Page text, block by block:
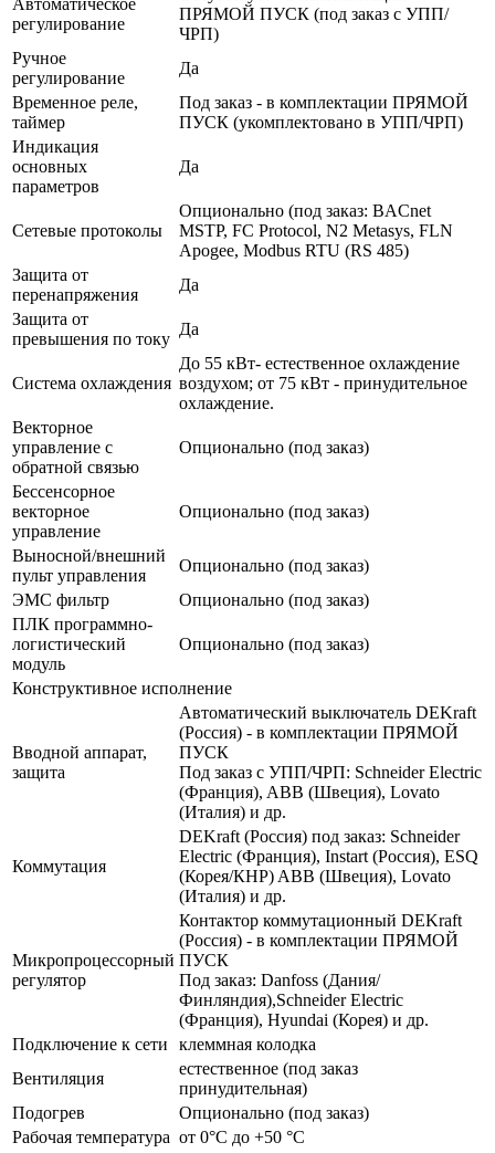
регулирование
ПРЯМОЙ ПУСК (под заказ с УПП/
ЧРП)
Ручное
регулирование
Да
Временное реле,
таймер
Под заказ - в комплектации ПРЯМОЙ
ПУСК (укомплектовано в УПП/ЧРП)
Индикация
основных
параметров
Да
Сетевые протоколы
Опционально (под заказ: BACnet
MSTP, FC Protocol, N2 Metasys, FLN
Apogee, Modbus RTU (RS 485)
Защита от
перенапряжения
Да
Защита от
превышения по току
Да
Система охлаждения
До 55 кВт- естественное охлаждение
воздухом; от 75 кВт - принудительное
охлаждение.
Векторное
управление с
обратной связью
Опционально (под заказ)
Бессенсорное
векторное
управление
Опционально (под заказ)
Выносной/внешний
пульт управления
Опционально (под заказ)
ЭМС фильтр
Опционально (под заказ)
ПЛК программно-
логистический
модуль
Опционально (под заказ)
Конструктивное исполнение
Вводной аппарат,
защита
Автоматический выключатель DEKraft
(Россия) - в комплектации ПРЯМОЙ
ПУСК
Под заказ с УПП/ЧРП: Schneider Electric
(Франция), ABB (Швеция), Lovato
(Италия) и др.
Коммутация
DEKraft (Россия) под заказ: Schneider
Electric (Франция), Instart (Россия), ESQ
(Корея/КНР) ABB (Швеция), Lovato
(Италия) и др.
Микропроцессорный
регулятор
Контактор коммутационный DEKraft
(Россия) - в комплектации ПРЯМОЙ
ПУСК
Под заказ: Danfoss (Дания/
Финляндия),Schneider Electric
(Франция), Hyundai (Корея) и др.
Подключение к сети
клеммная колодка
Вентиляция
естественное (под заказ
принудительная)
Подогрев
Опционально (под заказ)
Рабочая температура от 0°C до +50 °C